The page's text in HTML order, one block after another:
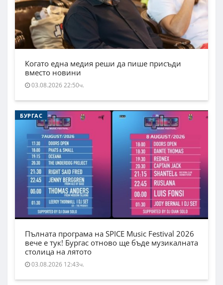
Когато една медия реши да пише присъди
вместо новини
03.08.2026 22:50ч.
БУРГАС
Пълната програма на SPICE Music Festival 2026
вече е тук! Бургас отново ще бъде музикалната
столица на лятото
03.08.2026 12:43ч.